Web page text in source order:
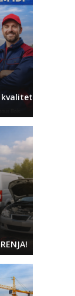
kvalitet